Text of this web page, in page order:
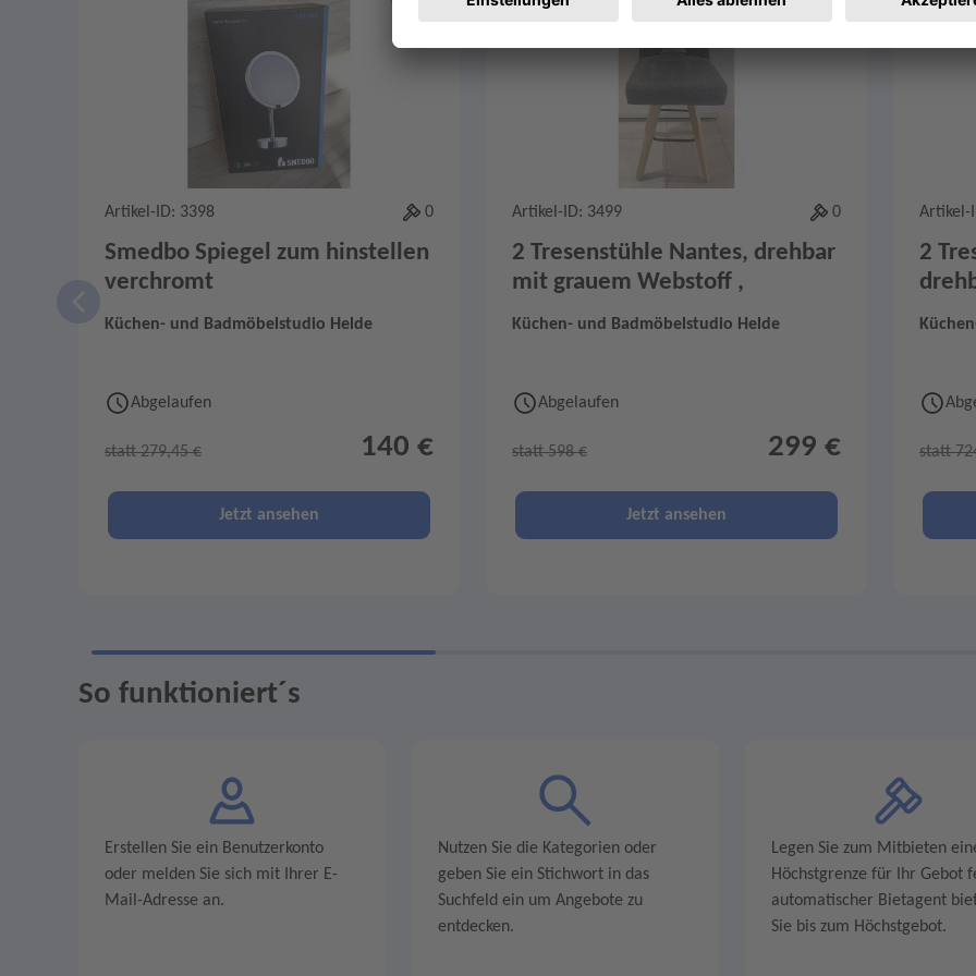
Artikel-ID: 3398 0
Smedbo Spiegel zum hinstellen
verchromt
Küchen- und Badmöbelstudio Helde
Abgelaufen
statt 279,45 € 140 €
Jetzt ansehen
Artikel-ID: 3499 0
2 Tresenstühle Nantes, drehbar
mit grauem Webstoff ,
Küchen- und Badmöbelstudio Helde
Abgelaufen
statt 598 € 299 €
Jetzt ansehen
Artikel-
2
statt
So funktioniert´s
Erstellen Sie ein Benutzerkonto
oder melden Sie sich mit Ihrer E-
Mail-Adresse an.
Nutzen Sie die Kategorien oder
geben Sie ein Stichwort in das
Suchfeld ein um Angebote zu
entdecken.
Legen Sie zum Mitbieten
Höchstgrenze für Ihr Gebot
automatischer Bietagent
Sie bis zum Höchstgebot.